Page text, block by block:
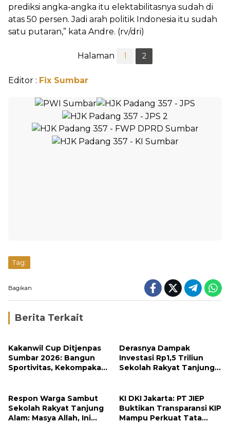
prediksi angka-angka itu elektabilitasnya sudah di
atas 50 persen. Jadi arah politik Indonesia itu sudah
satu putaran,” kata Andre. (rv/dri)
Halaman 1 2
Editor : Fix Sumbar
Tag:
Bagikan
Berita Terkait
Kakanwil Cup Ditjenpas
Sumbar 2026: Bangun
Sportivitas, Kekompakan
Derasnya Dampak
Investasi Rp1,5 Triliun
Sekolah Rakyat Tanjung
Respon Warga Sambut
Sekolah Rakyat Tanjung
Alam: Masya Allah, Ini
KI DKI Jakarta: PT JIEP
Buktikan Transparansi KIP
Mampu Perkuat Tata